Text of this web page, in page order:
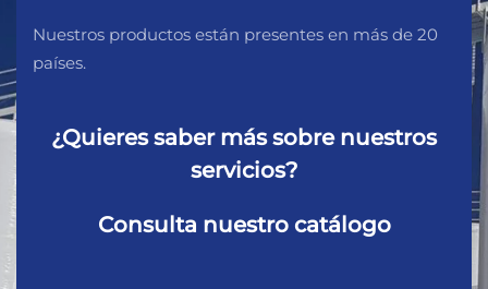
Nuestros productos están presentes en más de 20
países.
¿Quieres saber más sobre nuestros
servicios?
Consulta nuestro catálogo